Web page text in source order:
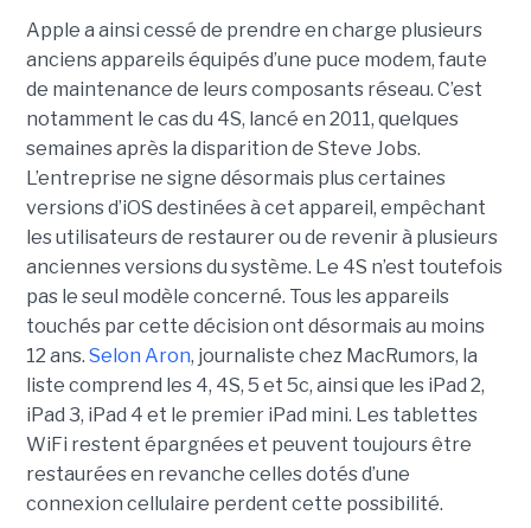
Apple a ainsi cessé de prendre en charge plusieurs
anciens appareils équipés d’une puce modem, faute
de maintenance de leurs composants réseau. C’est
notamment le cas du 4S, lancé en 2011, quelques
semaines après la disparition de Steve Jobs.
L’entreprise ne signe désormais plus certaines
versions d’iOS destinées à cet appareil, empêchant
les utilisateurs de restaurer ou de revenir à plusieurs
anciennes versions du système. Le 4S n’est toutefois
pas le seul modèle concerné. Tous les appareils
touchés par cette décision ont désormais au moins
12 ans. Selon Aron, journaliste chez MacRumors, la
liste comprend les 4, 4S, 5 et 5c, ainsi que les iPad 2,
iPad 3, iPad 4 et le premier iPad mini. Les tablettes
WiFi restent épargnées et peuvent toujours être
restaurées en revanche celles dotés d’une
connexion cellulaire perdent cette possibilité.